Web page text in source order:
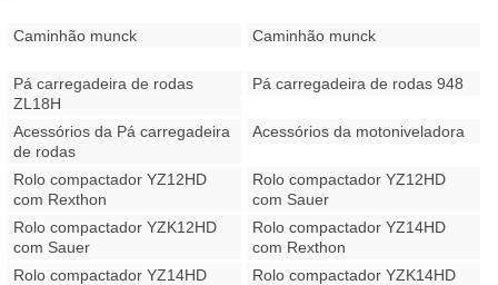
Caminhão munck Caminhão munck
Pá carregadeira de rodas
ZL18H
Pá carregadeira de rodas 948
Acessórios da Pá carregadeira
de rodas
Acessórios da motoniveladora
Rolo compactador YZ12HD
com Rexthon
Rolo compactador YZ12HD
com Sauer
Rolo compactador YZK12HD
com Sauer
Rolo compactador YZ14HD
com Rexthon
Rolo compactador YZ14HD
Rolo compactador YZK14HD